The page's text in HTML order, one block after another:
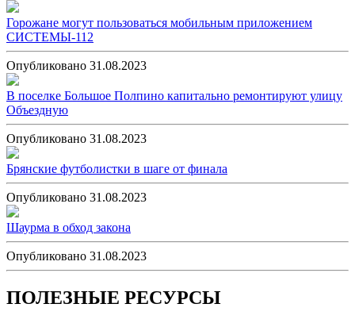
Горожане могут пользоваться мобильным приложением
СИСТЕМЫ-112
Опубликовано 31.08.2023
В поселке Большое Полпино капитально ремонтируют улицу
Объездную
Опубликовано 31.08.2023
Брянские футболистки в шаге от финала
Опубликовано 31.08.2023
Шаурма в обход закона
Опубликовано 31.08.2023
ПОЛЕЗНЫЕ РЕСУРСЫ